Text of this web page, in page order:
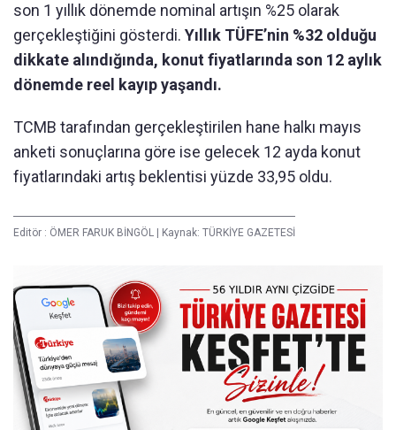
son 1 yıllık dönemde nominal artışın %25 olarak
gerçekleştiğini gösterdi. Yıllık TÜFE’nin %32 olduğu
dikkate alındığında, konut fiyatlarında son 12 aylık
dönemde reel kayıp yaşandı.
TCMB tarafından gerçekleştirilen hane halkı mayıs
anketi sonuçlarına göre ise gelecek 12 ayda konut
fiyatlarındaki artış beklentisi yüzde 33,95 oldu.
Editör : ÖMER FARUK BİNGÖL Kaynak: TÜRKİYE GAZETESİ